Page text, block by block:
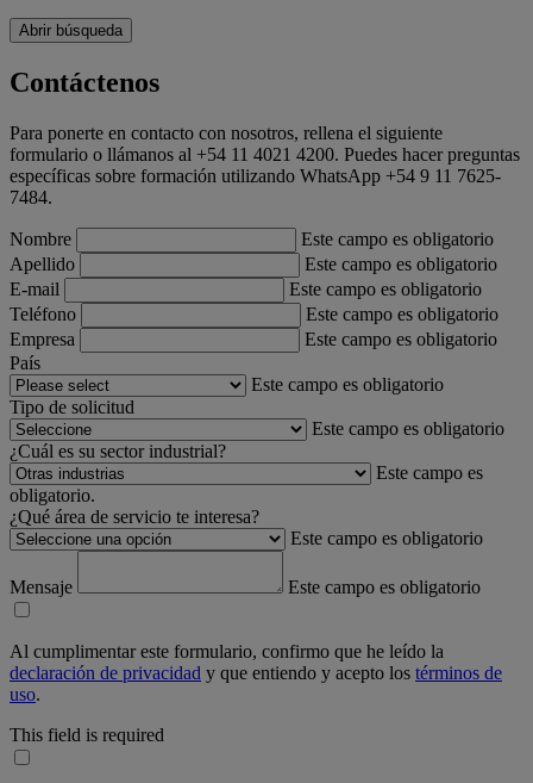
Abrir búsqueda
Contáctenos
Para ponerte en contacto con nosotros, rellena el siguiente
formulario o llámanos al +54 11 4021 4200. Puedes hacer preguntas
específicas sobre formación utilizando WhatsApp +54 9 11 7625-
7484.
Nombre
Este campo es obligatorio
Apellido
Este campo es obligatorio
E-mail
Este campo es obligatorio
Teléfono
Este campo es obligatorio
Empresa
Este campo es obligatorio
País
Este campo es obligatorio
Tipo de solicitud
Este campo es obligatorio
¿Cuál es su sector industrial?
Este campo es
obligatorio.
¿Qué área de servicio te interesa?
Este campo es obligatorio
Mensaje Este campo es obligatorio
Al cumplimentar este formulario, confirmo que he leído la
declaración de privacidad y que entiendo y acepto los términos de
uso.
This field is required